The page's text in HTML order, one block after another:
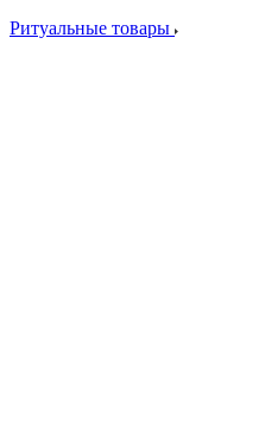
Ритуальные товары